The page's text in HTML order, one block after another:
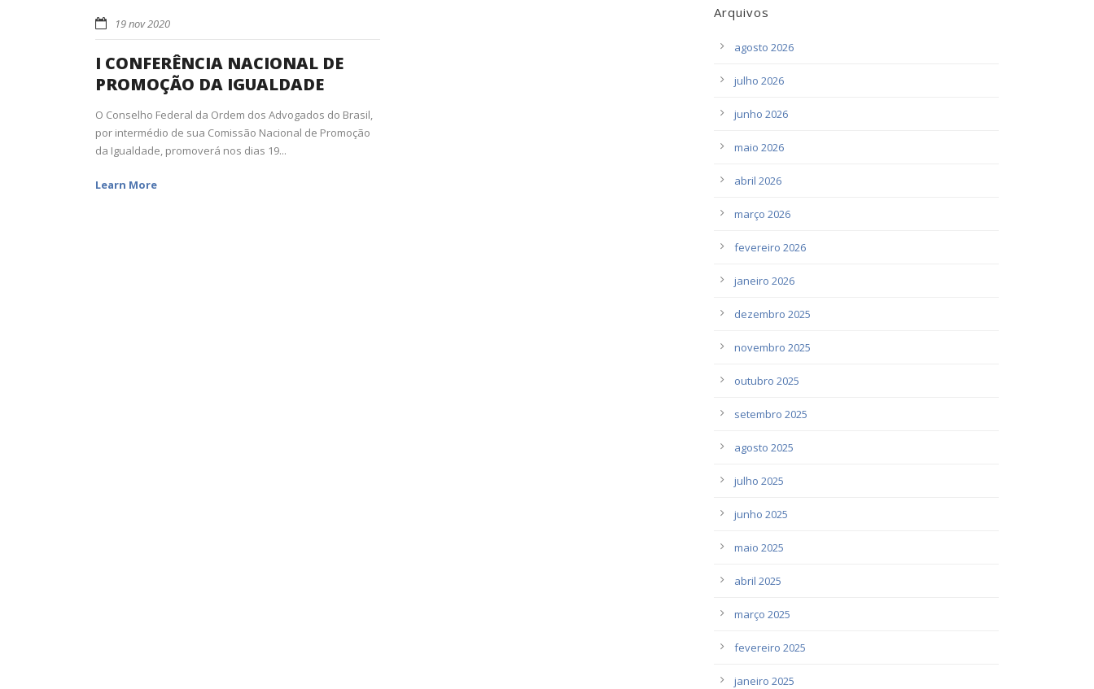
19 nov 2020
I CONFERÊNCIA NACIONAL DE
PROMOÇÃO DA IGUALDADE
O Conselho Federal da Ordem dos Advogados do Brasil,
por intermédio de sua Comissão Nacional de Promoção
da Igualdade, promoverá nos dias 19...
Learn More
Arquivos
agosto 2026
julho 2026
junho 2026
maio 2026
abril 2026
março 2026
fevereiro 2026
janeiro 2026
dezembro 2025
novembro 2025
outubro 2025
setembro 2025
agosto 2025
julho 2025
junho 2025
maio 2025
abril 2025
março 2025
fevereiro 2025
janeiro 2025